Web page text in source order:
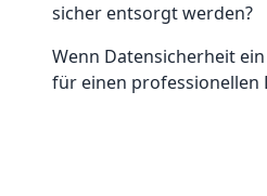
sicher entsorgt werden?
Wenn Datensicherheit
für einen professionellen